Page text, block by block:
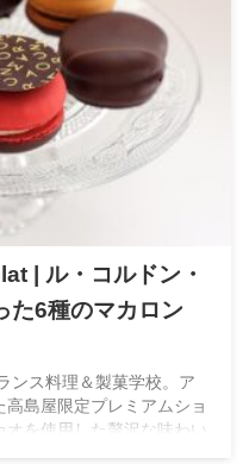
| ル・コルドン・
た6種のマカロン
ンス料理＆製菓学校。ア
島屋限定プレミアムショ
を使用した贅沢な味わい